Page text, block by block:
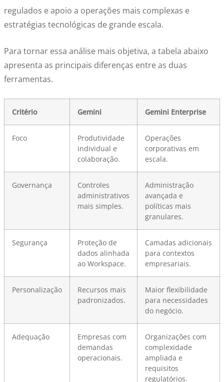
regulados e apoio a operações mais complexas e
estratégias tecnológicas de grande escala.
Para tornar essa análise mais objetiva, a tabela abaixo
apresenta as principais diferenças entre as duas
ferramentas.
Critério Gemini Gemini Enterprise
Foco
Produtividade
individual e
colaboração.
Operações
corporativas em
escala.
Governança
Controles
administrativos
mais simples.
Administração
avançada e
políticas mais
granulares.
Segurança
Proteção de
dados alinhada
ao Workspace.
Camadas adicionais
para contextos
empresariais.
Personalização
Recursos mais
padronizados.
Maior flexibilidade
para necessidades
do negócio.
Adequação
Empresas com
demandas
operacionais.
Organizações com
complexidade
ampliada e
requisitos
regulatórios.